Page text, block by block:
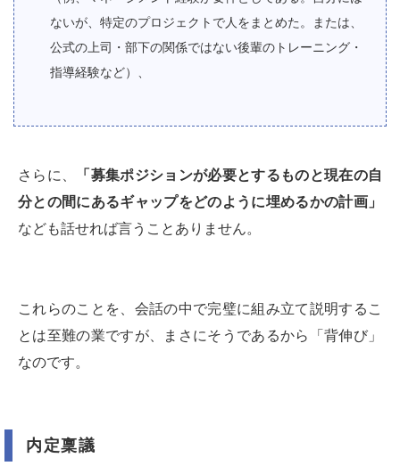
ないが、特定のプロジェクトで人をまとめた。または、
公式の上司・部下の関係ではない後輩のトレーニング・
指導経験など）、
さらに、
「募集ポジションが必要とするものと現在の自
分との間にあるギャップをどのように埋めるかの計画」
なども話せれば言うことありません。
これらのことを、会話の中で完璧に組み立て説明するこ
とは至難の業ですが、まさにそうであるから「背伸び」
なのです。
内定稟議